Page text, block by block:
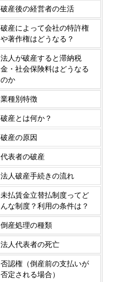
破産後の経営者の生活
破産によって会社の特許権
や著作権はどうなる？
法人が破産すると滞納税
金・社会保険料はどうなる
のか
業種別特徴
破産とは何か？
破産の原因
代表者の破産
法人破産手続きの流れ
未払賃金立替払制度ってど
んな制度？利用の条件は？
倒産処理の種類
法人代表者の死亡
否認権（倒産前の支払いが
否定される場合）